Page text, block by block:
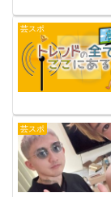
芸スポ
芸スポ